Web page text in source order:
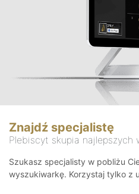
Znajdź specjalistę
Plebiscyt skupia najlepszych
Szukasz specjalisty w pobliżu
wyszukiwarkę. Korzystaj tylko z